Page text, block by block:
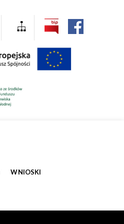
WNIOSKI